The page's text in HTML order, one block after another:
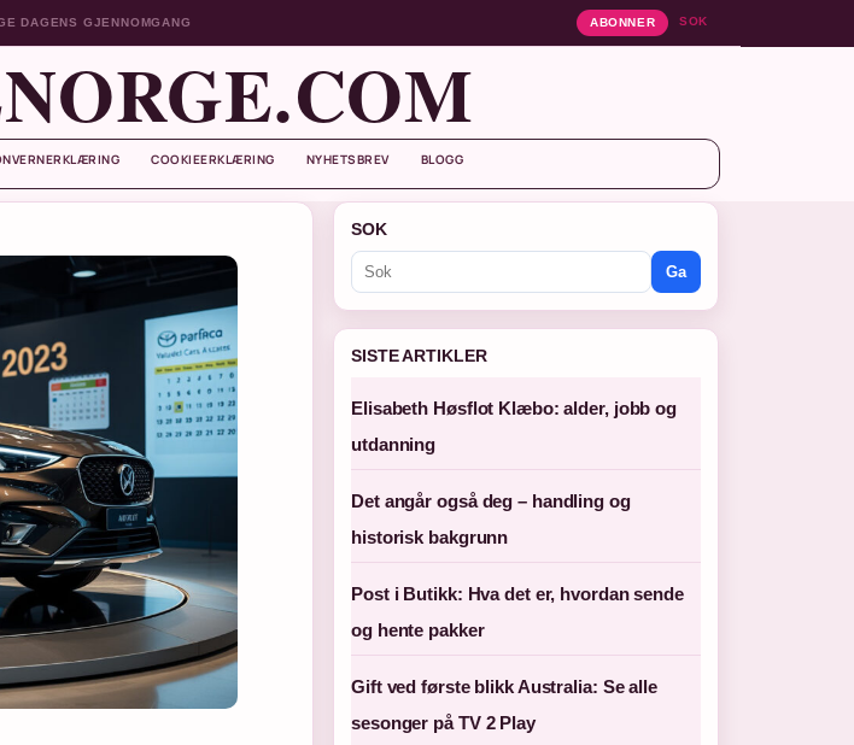
DAGENS GJENNOMGANG ABONNER SOK
COOKIEERKLÆRING NYHETSBREV BLOGG
SOK
Ga
SISTE ARTIKLER
Elisabeth Høsflot Klæbo: alder, jobb og
utdanning
Det angår også deg – handling og
historisk bakgrunn
Post i Butikk: Hva det er, hvordan sende
og hente pakker
Gift ved første blikk Australia: Se alle
sesonger på TV 2 Play